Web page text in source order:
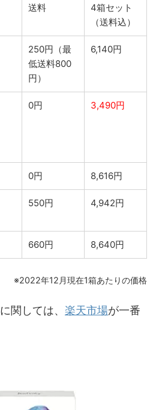
送料
4箱セット
（送料込）
250円（最
低送料800
円）
6,140円
0円 3,490円
0円 8,616円
550円 4,942円
660円 8,640円
※2022年12月現在1箱あたりの価格
に関しては、 楽天市場が一番